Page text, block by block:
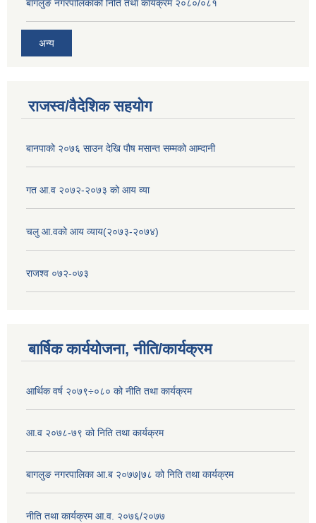
बागलुङ नगरपालिकाको निति तथा कार्यक्रम २०८०/०८१
अन्य
राजस्व/वैदेशिक सहयोग
बानपाको २०७६ साउन देखि पौष मसान्त सम्मको आम्दानी
गत आ.व २०७२-२०७३ को आय व्या
चलु आ.वको आय व्याय(२०७३-२०७४)
राजश्व ०७२-०७३
बार्षिक कार्ययोजना, नीति/कार्यक्रम
आर्थिक वर्ष २०७९÷०८० को नीति तथा कार्यक्रम
आ.व २०७८-७९ को निति तथा कार्यक्रम
बागलुङ नगरपालिका आ.ब २०७७|७८ को निति तथा कार्यक्रम
नीति तथा कार्यक्रम आ.व. २०७६/२०७७